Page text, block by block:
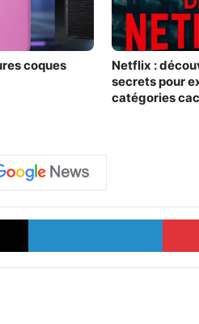
coques
Netflix :
secrets pour
catégories
X